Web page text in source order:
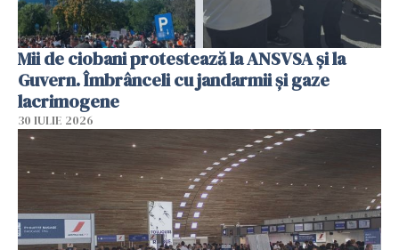
Mii de ciobani protestează la ANSVSA și la
Guvern. Îmbrânceli cu jandarmii și gaze
lacrimogene
30 IULIE 2026